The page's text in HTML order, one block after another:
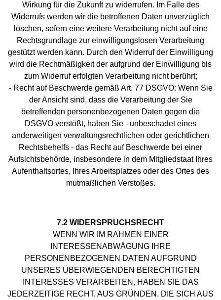
Wirkung für die Zukunft zu widerrufen. Im Falle des
Widerrufs werden wir die betroffenen Daten unverzüglich
löschen, sofern eine weitere Verarbeitung nicht auf eine
Rechtsgrundlage zur einwilligungslosen Verarbeitung
gestützt werden kann. Durch den Widerruf der Einwilligung
wird die Rechtmäßigkeit der aufgrund der Einwilligung bis
zum Widerruf erfolgten Verarbeitung nicht berührt;
- Recht auf Beschwerde gemäß Art. 77 DSGVO: Wenn Sie
der Ansicht sind, dass die Verarbeitung der Sie
betreffenden personenbezogenen Daten gegen die
DSGVO verstößt, haben Sie - unbeschadet eines
anderweitigen verwaltungsrechtlichen oder gerichtlichen
Rechtsbehelfs - das Recht auf Beschwerde bei einer
Aufsichtsbehörde, insbesondere in dem Mitgliedstaat Ihres
Aufenthaltsortes, Ihres Arbeitsplatzes oder des Ortes des
mutmaßlichen Verstoßes.
7.2 WIDERSPRUCHSRECHT
WENN WIR IM RAHMEN EINER
INTERESSENABWÄGUNG IHRE
PERSONENBEZOGENEN DATEN AUFGRUND
UNSERES ÜBERWIEGENDEN BERECHTIGTEN
INTERESSES VERARBEITEN, HABEN SIE DAS
JEDERZEITIGE RECHT, AUS GRÜNDEN, DIE SICH AUS